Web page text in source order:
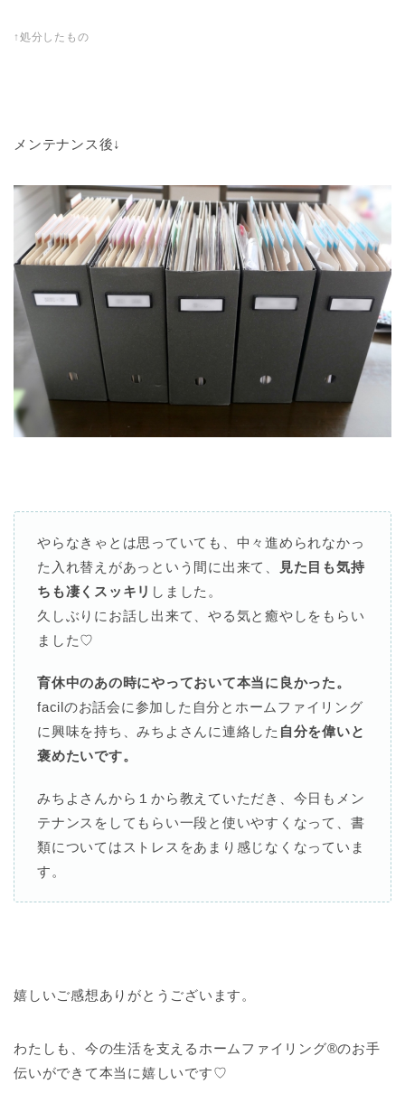
↑処分したもの
メンテナンス後↓
やらなきゃとは思っていても、中々進められなかっ
た入れ替えがあっという間に出来て、
見た目も気持
ちも凄くスッキリ しました。
久しぶりにお話し出来て、やる気と癒やしをもらい
ました♡
育休中のあの時にやっておいて本当に良かった。
facilのお話会に参加した自分とホームファイリング
に興味を持ち、みちよさんに連絡した 自分を偉いと
褒めたいです。
みちよさんから１から教えていただき、今日もメン
テナンスをしてもらい一段と使いやすくなって、書
類についてはストレスをあまり感じなくなっていま
す。
嬉しいご感想ありがとうございます。
わたしも、今の生活を支えるホームファイリング®のお手
伝いができて本当に嬉しいです♡